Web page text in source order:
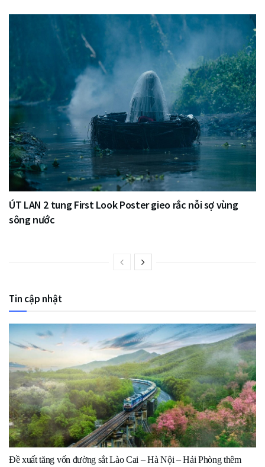
ÚT LAN 2 tung First Look Poster gieo rắc nỗi sợ vùng
sông nước
Tin cập nhật
Đề xuất tăng vốn đường sắt Lào Cai – Hà Nội – Hải Phòng thêm